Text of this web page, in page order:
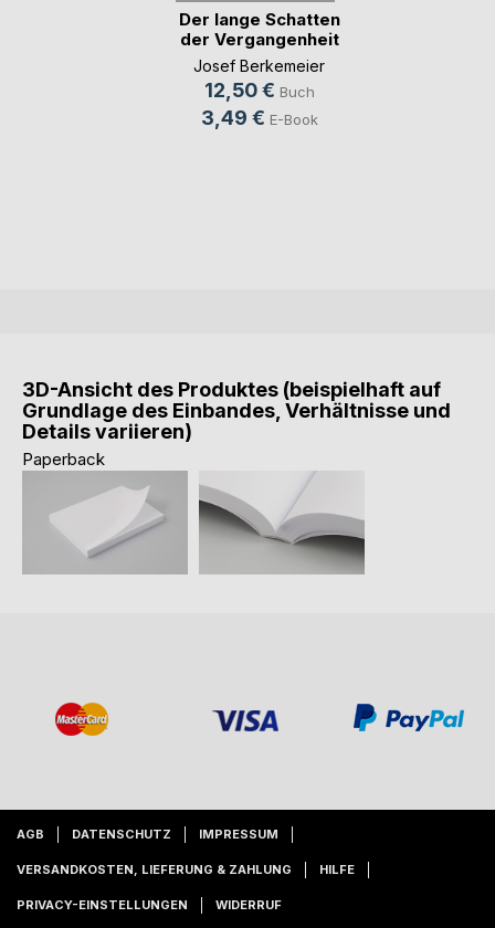
Der lange Schatten
der Vergangenheit
Josef Berkemeier
12,50 € Buch
3,49 € E-Book
3D-Ansicht des Produktes (beispielhaft auf
Grundlage des Einbandes, Verhältnisse und
Details variieren)
Paperback
AGB DATENSCHUTZ IMPRESSUM
VERSANDKOSTEN, LIEFERUNG & ZAHLUNG HILFE
PRIVACY-EINSTELLUNGEN WIDERRUF